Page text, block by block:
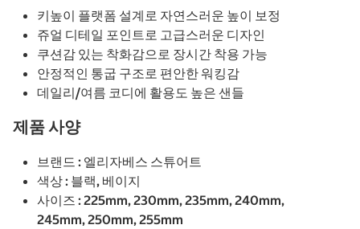
키높이 플랫폼 설계로 자연스러운 높이 보정
쥬얼 디테일 포인트로 고급스러운 디자인
쿠션감 있는 착화감으로 장시간 착용 가능
안정적인 통굽 구조로 편안한 워킹감
데일리/여름 코디에 활용도 높은 샌들
제품 사양
브랜드 : 엘리자베스 스튜어트
색상 : 블랙, 베이지
사이즈 : 225mm, 230mm, 235mm, 240mm,
245mm, 250mm, 255mm